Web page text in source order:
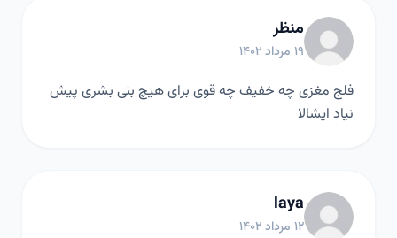
منظر
۱۹ مرداد ۱۴۰۲
فلج مغزی چه خفیف چه قوی برای هیچ بنی بشری پیش
نیاد ایشالا
laya
۱۲ مرداد ۱۴۰۲